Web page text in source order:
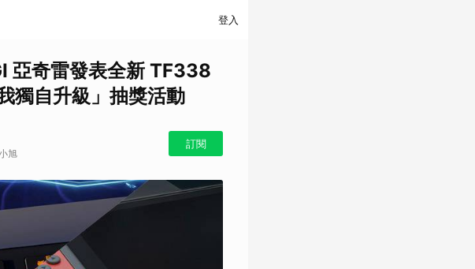
登入
亞奇雷發表全新 TF338
獨自升級」抽獎活動
旭
訂閱